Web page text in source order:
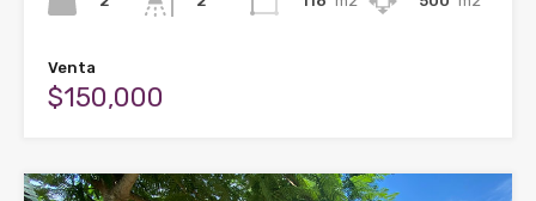
Venta
$150,000